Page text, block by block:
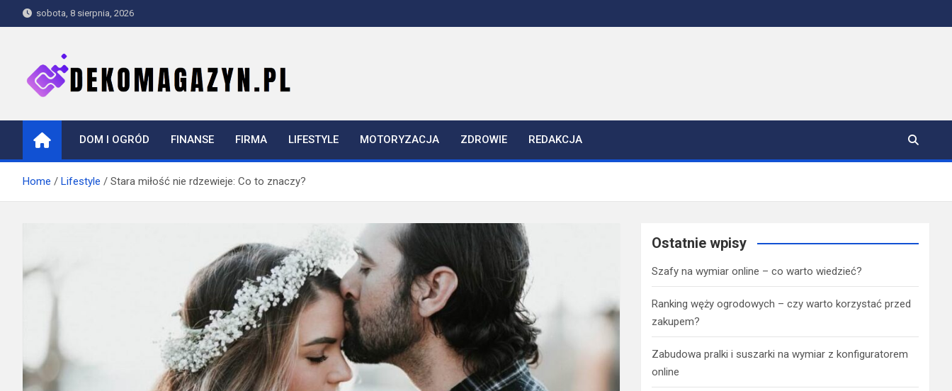
to
sobota, 8 sierpnia, 2026
dekomagazyn.pl
DOM I OGRÓD FINANSE FIRMA LIFESTYLE MOTORYZACJA ZDROWIE REDAKCJA
Home Lifestyle Stara miłość nie rdzewieje: Co to znaczy?
Ostatnie wpisy
Szafy na wymiar online – co warto wiedzieć?
Ranking węży ogrodowych – czy warto korzystać przed
zakupem?
Zabudowa pralki i suszarki na wymiar z konfiguratorem
online